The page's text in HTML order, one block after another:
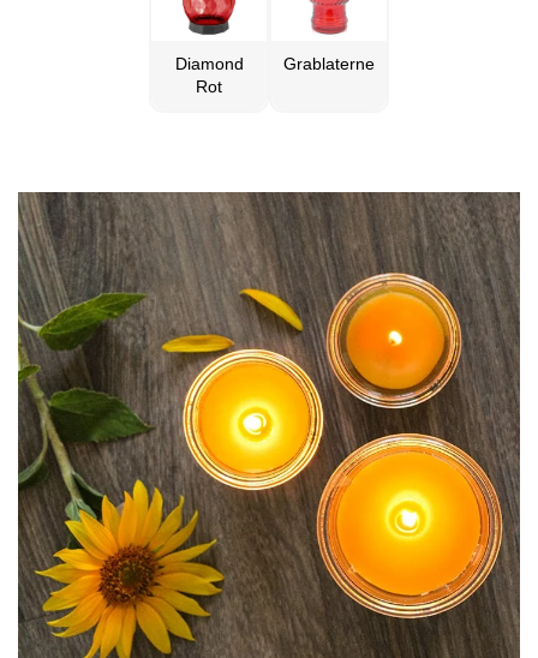
Diamond
Rot
Grablaterne